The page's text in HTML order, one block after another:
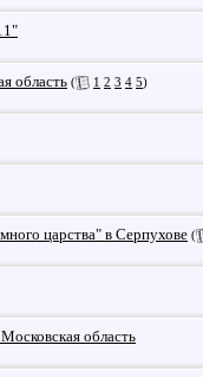
область ( 1 2 3 4 5)
царства" в Серпухове (
область